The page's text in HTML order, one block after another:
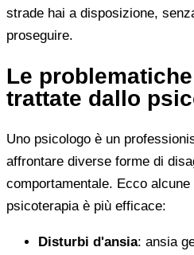
strade hai a disposizione,
proseguire.
Le
trattate dallo
Uno psicologo è un
affrontare diverse forme di
comportamentale. Ecco
psicoterapia è più efficace:
Disturbi d'ansia: ansia